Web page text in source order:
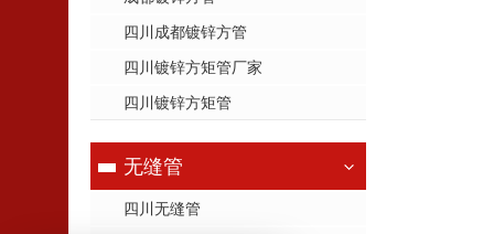
四川成都镀锌方管
四川镀锌方矩管厂家
四川镀锌方矩管
无缝管
四川无缝管